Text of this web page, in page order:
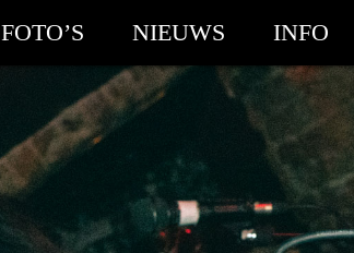
FOTO’S NIEUWS INFO